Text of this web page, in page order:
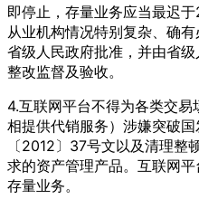
即停止，存量业务应当最迟
从业机构情况特别复杂、确
省级人民政府批准，并由省
整改监督及验收。
4.互联网平台不得为各类交易
相提供代销服务）涉嫌突破
〔2012〕37号文以及清理整
求的资产管理产品。互联网
存量业务。